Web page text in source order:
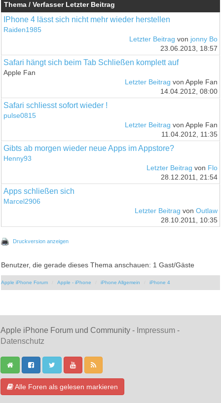
Thema / Verfasser Letzter Beitrag
IPhone 4 lässt sich nicht mehr wieder herstellen
Raiden1985
Letzter Beitrag von jonny Bo
23.06.2013, 18:57
Safari hängt sich beim Tab Schließen komplett auf
Apple Fan
Letzter Beitrag von Apple Fan
14.04.2012, 08:00
Safari schliesst sofort wieder !
pulse0815
Letzter Beitrag von Apple Fan
11.04.2012, 11:35
Gibts ab morgen wieder neue Apps im Appstore?
Henny93
Letzter Beitrag von Flo
28.12.2011, 21:54
Apps schließen sich
Marcel2906
Letzter Beitrag von Outlaw
28.10.2011, 10:35
Druckversion anzeigen
Benutzer, die gerade dieses Thema anschauen: 1 Gast/Gäste
Apple iPhone Forum Apple - iPhone iPhone Allgemein iPhone 4
Apple iPhone Forum und Community - Impressum -
Datenschutz
Alle Foren als gelesen markieren